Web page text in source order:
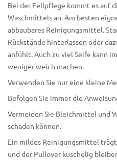
Bei der Fellpflege kommt es auf
Waschmittels an. Am besten
abbaubares Reinigungsmittel.
Rückstände hinterlassen oder
anfühlt. Auch zu viel Seife kann
weniger weich machen.
Verwenden Sie nur eine kleine
Befolgen Sie immer die
Vermeiden Sie Bleichmittel und
schaden können.
Ein mildes Reinigungsmittel trägt
und der Pullover kuschelig